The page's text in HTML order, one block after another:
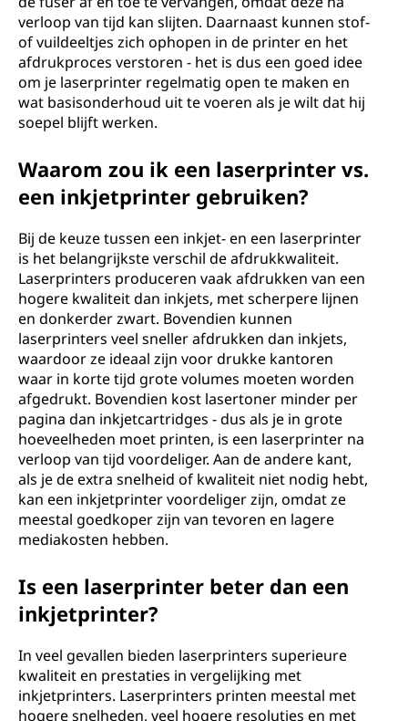
verloop van tijd kan slijten. Daarnaast kunnen stof-
of vuildeeltjes zich ophopen in de printer en het
afdrukproces verstoren - het is dus een goed idee
om je laserprinter regelmatig open te maken en
wat basisonderhoud uit te voeren als je wilt dat hij
soepel blijft werken.
Waarom zou ik een laserprinter vs.
een inkjetprinter gebruiken?
Bij de keuze tussen een inkjet- en een laserprinter
is het belangrijkste verschil de afdrukkwaliteit.
Laserprinters produceren vaak afdrukken van een
hogere kwaliteit dan inkjets, met scherpere lijnen
en donkerder zwart. Bovendien kunnen
laserprinters veel sneller afdrukken dan inkjets,
waardoor ze ideaal zijn voor drukke kantoren
waar in korte tijd grote volumes moeten worden
afgedrukt. Bovendien kost lasertoner minder per
pagina dan inkjetcartridges - dus als je in grote
hoeveelheden moet printen, is een laserprinter na
verloop van tijd voordeliger. Aan de andere kant,
als je de extra snelheid of kwaliteit niet nodig hebt,
kan een inkjetprinter voordeliger zijn, omdat ze
meestal goedkoper zijn van tevoren en lagere
mediakosten hebben.
Is een laserprinter beter dan een
inkjetprinter?
In veel gevallen bieden laserprinters superieure
kwaliteit en prestaties in vergelijking met
inkjetprinters. Laserprinters printen meestal met
hogere snelheden, veel hogere resoluties en met